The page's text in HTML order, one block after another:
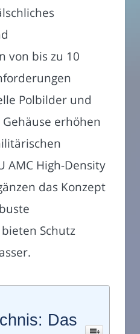
von bis zu 10
Polbilder und
erhöhen
AMC High-Density
das Konzept
Schutz
Das